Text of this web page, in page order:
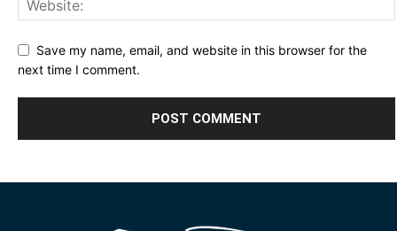
Save my name, email, and website in this browser for the
next time I comment.